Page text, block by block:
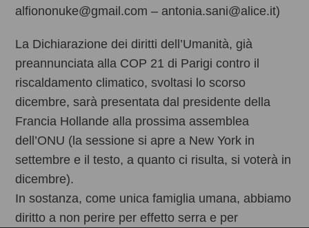
alfiononuke@gmail.com – antonia.sani@alice.it)
La Dichiarazione dei diritti dell’Umanità, già
preannunciata alla COP 21 di Parigi contro il
riscaldamento climatico, svoltasi lo scorso
dicembre, sarà presentata dal presidente della
Francia Hollande alla prossima assemblea
dell’ONU (la sessione si apre a New York in
settembre e il testo, a quanto ci risulta, si voterà in
dicembre).
In sostanza, come unica famiglia umana, abbiamo
diritto a non perire per effetto serra e per